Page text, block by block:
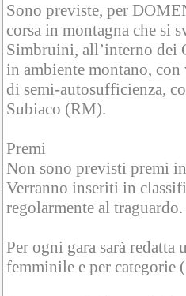
Sono previste, per
corsa in montagna che si
Simbruini, all’interno dei
in ambiente montano,
di semi-autosufficienza,
Subiaco (RM).
Premi
Non sono previsti premi
Verranno inseriti in
regolarmente al traguardo.
Per ogni gara sarà redatta
femminile e per categorie